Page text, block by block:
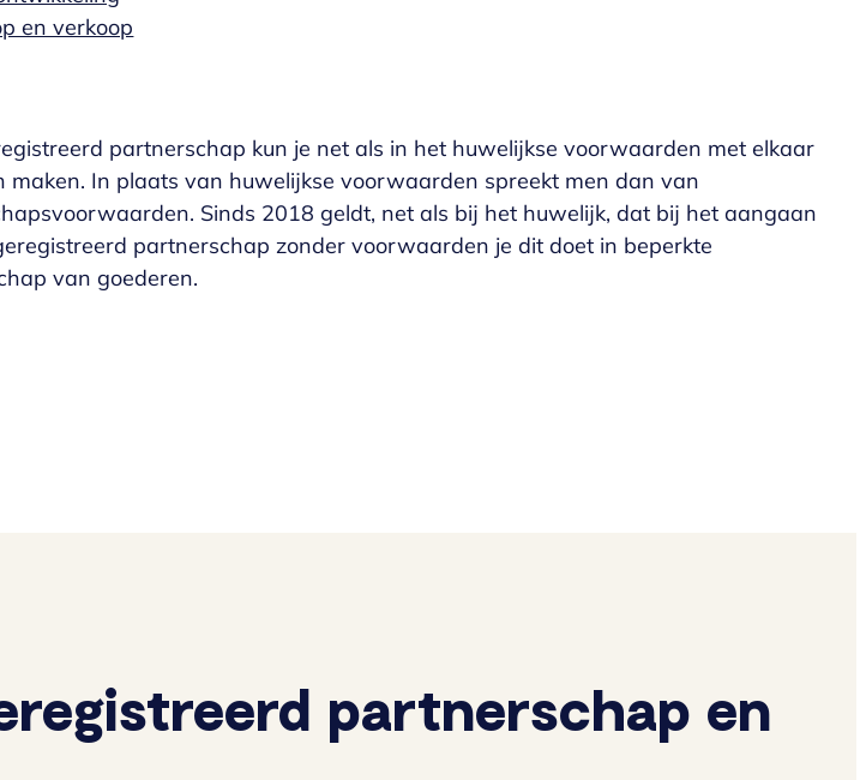
en verkoop
partnerschap kun je net als in het huwelijkse voorwaarden met elkaar
maken. In plaats van huwelijkse voorwaarden spreekt men dan van
Sinds 2018 geldt, net als bij het huwelijk, dat bij het aangaan
partnerschap zonder voorwaarden je dit doet in beperkte
van goederen.
partnerschap en